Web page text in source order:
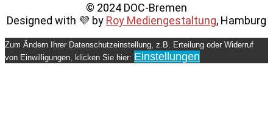
© 2024 DOC-Bremen
Designed with 💜 by Roy Mediengestaltung, Hamburg
Zum Ändern Ihrer Datenschutzeinstellung, z.B. Erteilung oder Widerruf
von Einwilligungen, klicken Sie hier: Einstellungen